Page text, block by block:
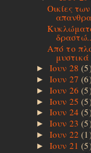
Οικίες
Από το
μυστικά
► Ιουν 28
► Ιουν 27
► Ιουν 26
► Ιουν 25
► Ιουν 24
► Ιουν 23
► Ιουν 22
► Ιουν 21